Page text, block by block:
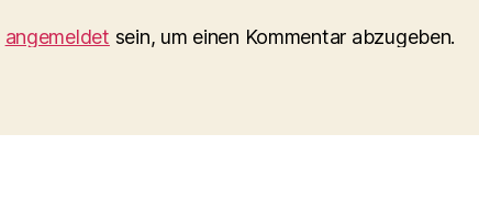
angemeldet sein, um einen Kommentar abzugeben.